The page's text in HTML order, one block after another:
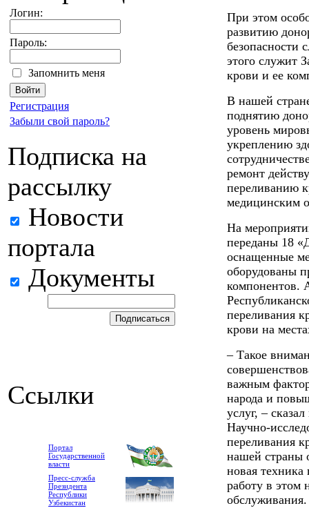
Логин:
Пароль:
Запомнить меня
Регистрация
Забыли свой пароль?
Подписка на
рассылку
Новости
портала
Документы
Ссылки
Портал
Государственной
власти
Пресс-служба
Президента
Республики
Узбекистан
При этом
развитию
безопасности
этого служит
крови и ее
В нашей
поднятию
уровень
укреплению
ремонт
переливанию
медицинским
На
переданы 18
оснащенные
оборудованы
компонентов.
переливания
крови на
– Такое
важным
народа и
услуг, –
Научно-
переливания
нашей страны
новая техника
работу в этом
обслуживания.